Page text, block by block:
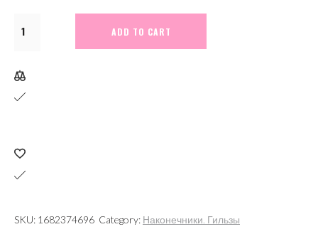
Г8527.
Наконечник
630С/4
вилочный
изолированный
полиамид
ADD TO CART
SKU: 1682374696 Category: Наконечники. Гильзы